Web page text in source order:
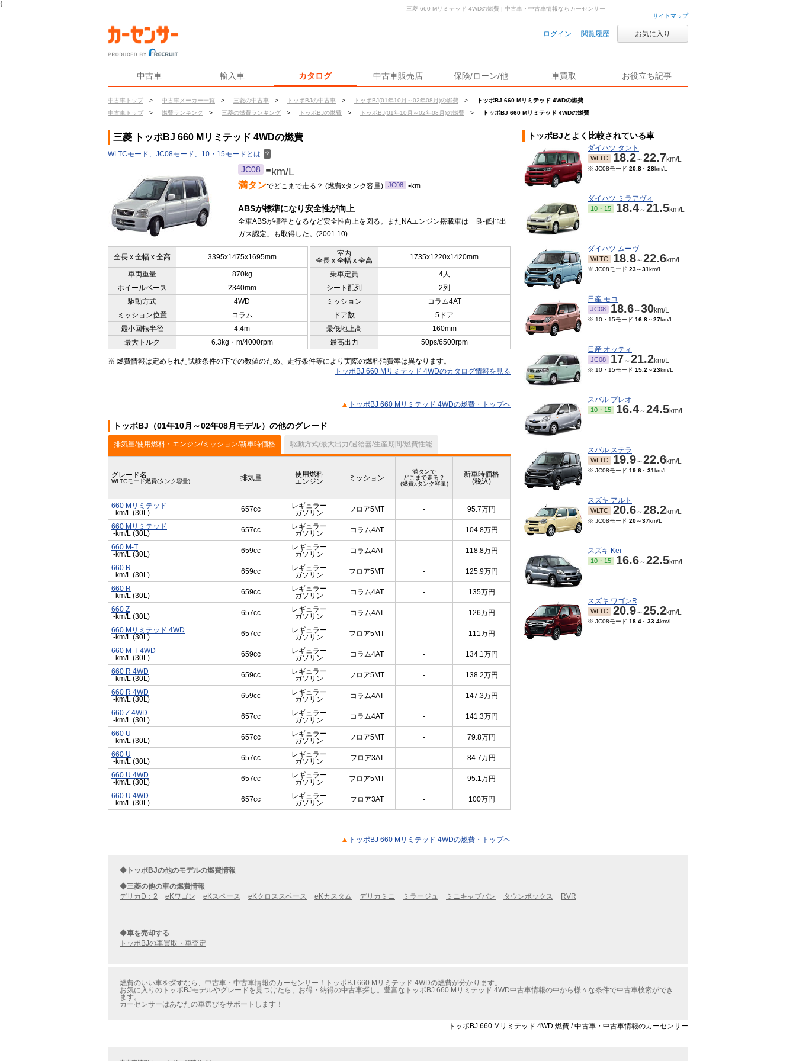
{
サイトマップ
ログイン 閲覧履歴 お気に入り
中古車 輸入車 カタログ 中古車販売店 保険/ローン/他 車買取 お役立ち記事
中古車トップ > 中古車メーカー一覧 > 三菱の中古車 > トッポBJの中古車 > トッポBJ(01年10月～02年08月)の燃費 >
トッポBJ 660 Mリミテッド 4WDの燃費
中古車トップ
> 燃費ランキング > 三菱の燃費ランキング > トッポBJの燃費 > トッポBJ(01年10月～02年08月)の燃費 > トッポBJ 660 Mリミテッド 4WDの燃費
三菱 660 Mリミテッド 4WDの燃費 | 中古車・中古車情報ならカーセンサー
三菱 トッポBJ 660 Mリミテッド 4WDの燃費
WLTCモード、JC08モード、10・15モードとは ？
JC08 -km/L
満タンでどこまで走る？ (燃費xタンク容量) JC08 -km
ABSが標準になり安全性が向上
全車ABSが標準となるなど安全性向上を図る。またNAエンジン搭載車は「良-低排出
ガス認定」も取得した。(2001.10)
全長 x 全幅 x 全高 3395x1475x1695mm
室内
全長 x 全幅 x 全高
1735x1220x1420mm
車両重量 870kg 乗車定員
4人
ホイールベース
2340mm シート配列
2列
駆動方式
4WD ミッション
コラム4AT
ミッション位置
コラム ドア数
5ドア
最小回転半径
4.4m 最低地上高
160mm
最大トルク
6.3kg・m/4000rpm 最高出力 50ps/6500rpm
※ 燃費情報は定められた試験条件の下での数値のため、走行条件等により実際の燃料消費率は異なります。
トッポBJ 660 Mリミテッド 4WDのカタログ情報を見る
トッポBJ 660 Mリミテッド 4WDの燃費・トップヘ
トッポBJ（01年10月～02年08月モデル）の他のグレード
排気量/使用燃料・エンジン/ミッション/新車時価格 駆動方式/最大出力/過給器/生産期間/燃費性能
グレード名
WLTCモード燃費(タンク容量) 排気量
使用燃料
エンジン
ミッション
満タンで
どこまで走る？
(燃費xタンク容量)
新車時価格
(税込)
660 Mリミテッド
-km/L (30L)
657cc
レギュラー
ガソリン
フロア5MT - 95.7万円
660 Mリミテッド
-km/L (30L)
657cc
レギュラー
ガソリン
コラム4AT - 104.8万円
660 M-T
-km/L (30L)
659cc
レギュラー
ガソリン
コラム4AT - 118.8万円
660 R
-km/L (30L)
659cc
レギュラー
ガソリン
フロア5MT - 125.9万円
660 R
-km/L (30L)
659cc
レギュラー
ガソリン
コラム4AT - 135万円
660 Z
-km/L (30L)
657cc
レギュラー
ガソリン
コラム4AT - 126万円
660 Mリミテッド 4WD
-km/L (30L)
657cc
レギュラー
ガソリン
フロア5MT - 111万円
660 M-T 4WD
-km/L (30L)
659cc
レギュラー
ガソリン
コラム4AT - 134.1万円
660 R 4WD
-km/L (30L)
659cc
レギュラー
ガソリン
フロア5MT - 138.2万円
660 R 4WD
-km/L (30L)
659cc
レギュラー
ガソリン
コラム4AT - 147.3万円
660 Z 4WD
-km/L (30L)
657cc
レギュラー
ガソリン
コラム4AT - 141.3万円
660 U
-km/L (30L)
657cc
レギュラー
ガソリン
フロア5MT - 79.8万円
660 U
-km/L (30L)
657cc
レギュラー
ガソリン
フロア3AT - 84.7万円
660 U 4WD
-km/L (30L)
657cc
レギュラー
ガソリン
フロア5MT - 95.1万円
660 U 4WD
-km/L (30L)
657cc
レギュラー
ガソリン
フロア3AT - 100万円
トッポBJ 660 Mリミテッド 4WDの燃費・トップヘ
トッポBJとよく比較されている車
ダイハツ タント
WLTC 18.2～22.7km/L
※ JC08モード 20.8～28km/L
ダイハツ ミラアヴィ
10・15 18.4～21.5km/L
ダイハツ ムーヴ
WLTC 18.8～22.6km/L
※ JC08モード 23～31km/L
日産 モコ
JC08 18.6～30km/L
※ 10・15モード 16.8～27km/L
日産 オッティ
JC08 17～21.2km/L
※ 10・15モード 15.2 ～23km/L
スバル プレオ
10・15 16.4～24.5km/L
スバル ステラ
WLTC 19.9～22.6km/L
※ JC08モード 19.6～31km/L
スズキ アルト
WLTC 20.6～28.2km/L
※ JC08モード 20～37km/L
スズキ Kei
10・15 16.6～22.5km/L
スズキ ワゴンR
WLTC 20.9～25.2km/L
※ JC08モード 18.4～33.4km/L
◆トッポBJの他のモデルの燃費情報
◆三菱の他の車の燃費情報
デリカD：2
eKワゴン eKスペース eKクロススペース eKカスタム デリカミニ ミラージュ ミニキャブバン タウンボックス RVR
◆車を売却する
トッポBJの車買取・車査定
燃費のいい車を探すなら、中古車・中古車情報のカーセンサー！トッポBJ 660 Mリミテッド 4WDの燃費が分かります。
お気に入りのトッポBJモデルやグレードを見つけたら、お得・納得の中古車探し。豊富なトッポBJ 660 Mリミテッド 4WD中古車情報の中から様々な条件で中古車検索ができ
ます。
カーセンサーはあなたの車選びをサポートします！
トッポBJ 660 Mリミテッド 4WD 燃費 / 中古車・中古車情報のカーセンサー